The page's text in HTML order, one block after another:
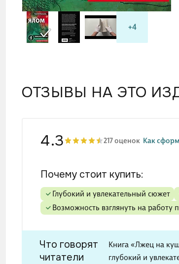
+4
ОТЗЫВЫ НА ЭТО
4.3 217 оценок Как
Почему стоит купить:
глубокий и увлекательный сюжет
возможность взглянуть на работу
Что говорят
читатели
Книга «Лжец на
глубокий и